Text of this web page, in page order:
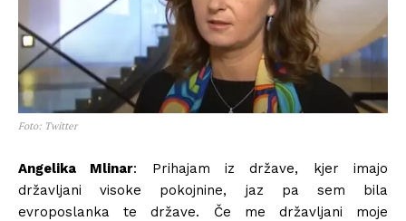
Foto: Twitter
Angelika Mlinar: Prihajam iz države, kjer imajo
državljani visoke pokojnine, jaz pa sem bila
evroposlanka te države. Če me državljani moje